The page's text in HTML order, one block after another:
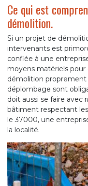
Ce qui est
démolition.
Si un projet de
intervenants est
confiée à une
moyens matériels pour
démolition
déplombage sont
doit aussi se faire avec
bâtiment respectant les
le 37000, une
la localité.